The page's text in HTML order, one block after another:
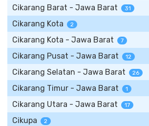
Cikarang Barat - Jawa Barat 31
Cikarang Kota 2
Cikarang Kota - Jawa Barat 7
Cikarang Pusat - Jawa Barat 12
Cikarang Selatan - Jawa Barat 26
Cikarang Timur - Jawa Barat 1
Cikarang Utara - Jawa Barat 17
Cikupa 2